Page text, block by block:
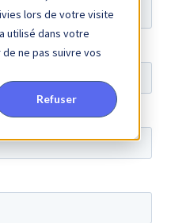
lors de votre visite
utilisé dans votre
ne pas suivre vos
Refuser